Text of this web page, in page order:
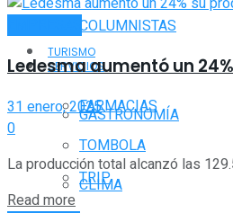
COLUMNISTAS
SERVICIOS
FARMACIAS
TOMBOLA
CLIMA
TURISMO
GASTRONOMÍA
TRIP
Ledesma aumentó un
31 enero, 2025
0
La producción total alcanzó las
Read more